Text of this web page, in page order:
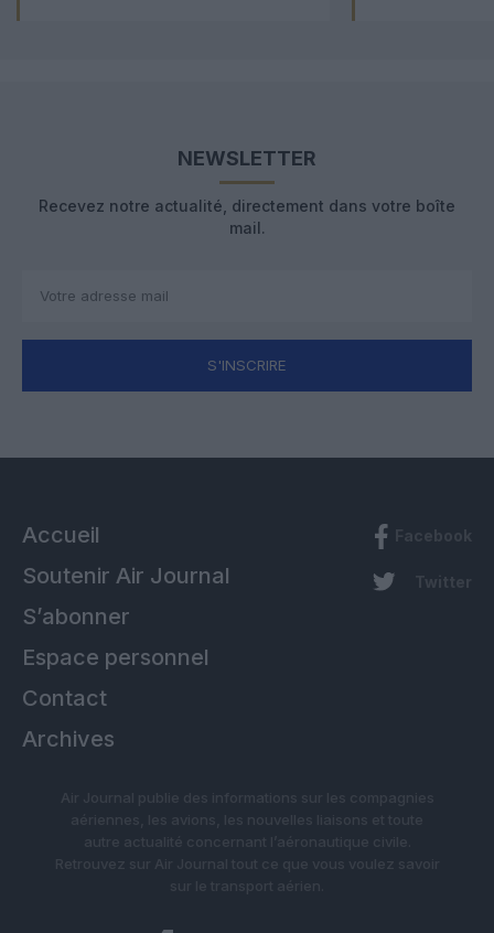
NEWSLETTER
Recevez notre actualité, directement dans votre boîte
mail.
S'INSCRIRE
Accueil
Soutenir Air Journal
S’abonner
Espace personnel
Contact
Archives